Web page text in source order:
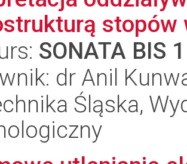
stopów
SONATA BIS
dr Anil
Śląska,